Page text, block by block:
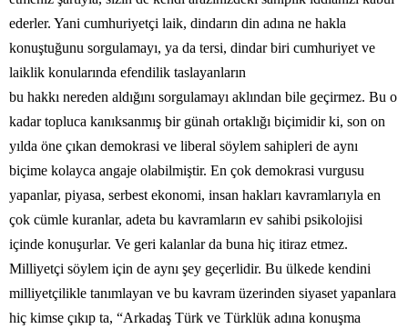
ederler. Yani cumhuriyetçi laik, dindarın din adına ne hakla
konuştuğunu sorgulamayı, ya da tersi, dindar biri cumhuriyet ve
laiklik konularında efendilik taslayanların
bu hakkı nereden aldığını sorgulamayı aklından bile geçirmez. Bu o
kadar topluca kanıksanmış bir günah ortaklığı biçimidir ki, son on
yılda öne çıkan demokrasi ve liberal söylem sahipleri de aynı
biçime kolayca angaje olabilmiştir. En çok demokrasi vurgusu
yapanlar, piyasa, serbest ekonomi, insan hakları kavramlarıyla en
çok cümle kuranlar, adeta bu kavramların ev sahibi psikolojisi
içinde konuşurlar. Ve geri kalanlar da buna hiç itiraz etmez.
Milliyetçi söylem için de aynı şey geçerlidir. Bu ülkede kendini
milliyetçilikle tanımlayan ve bu kavram üzerinden siyaset yapanlara
hiç kimse çıkıp ta, “Arkadaş Türk ve Türklük adına konuşma